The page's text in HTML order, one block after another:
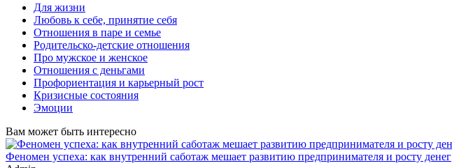
Для жизни
Любовь к себе, принятие себя
Отношения в паре и семье
Родительско-детские отношения
Про мужское и женское
Отношения с деньгами
Профориентация и карьерный рост
Кризисные состояния
Эмоции
Вам может быть интересно
Феномен успеха: как внутренний саботаж мешает развитию предпринимателя и росту денег